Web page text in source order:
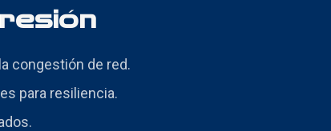
congestión de red.
para resiliencia.